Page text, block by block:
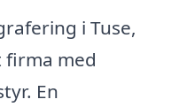
i Tuse,
med
En